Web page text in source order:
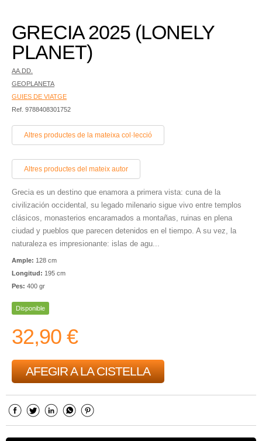
GRECIA 2025 (LONELY
PLANET)
AA.DD.
GEOPLANETA
GUIES DE VIATGE
Ref. 9788408301752
Altres productes de la mateixa col·lecció
Altres productes del mateix autor
Grecia es un destino que enamora a primera vista: cuna de la
civilización occidental, su legado milenario sigue vivo entre templos
clásicos, monasterios encaramados a montañas, ruinas en plena
ciudad y pueblos que parecen detenidos en el tiempo. A su vez, la
naturaleza es impresionante: islas de agu...
Ample: 128 cm
Longitud: 195 cm
Pes: 400 gr
Disponible
32,90 €
AFEGIR A LA CISTELLA